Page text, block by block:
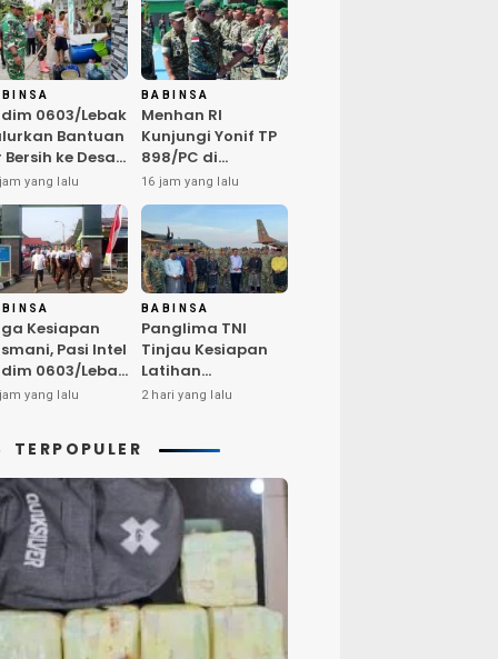
0603/Lebak
Bantuan
Bersih ke Desa
Beban
yang lalu
BABINSA
Menhan RI
Kunjungi Yonif TP
898/PC di
Kampar,
Tegaskan
Kualitas SDM
Kunci Kekuatan
TNI
16 jam yang lalu
Kesiapan
Pasi Intel
0603/Lebak
Pembinaan
yang lalu
BABINSA
Panglima TNI
Tinjau Kesiapan
Latihan
Terintegrasi TNI
2 hari yang lalu
TERPOPULER